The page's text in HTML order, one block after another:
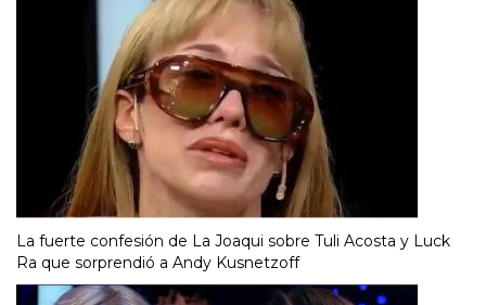
La fuerte confesión de La Joaqui sobre Tuli Acosta y Luck
Ra que sorprendió a Andy Kusnetzoff